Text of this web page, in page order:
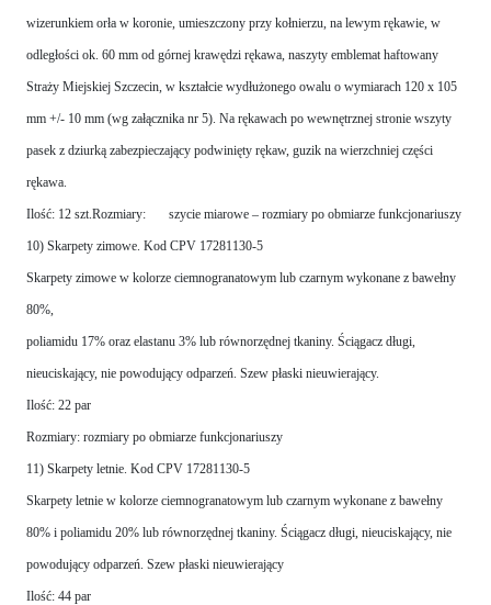
wizerunkiem orła w koronie, umieszczony przy kołnierzu, na lewym rękawie, w
odległości ok. 60 mm od górnej krawędzi rękawa, naszyty emblemat haftowany
Straży Miejskiej Szczecin, w kształcie wydłużonego owalu o wymiarach 120 x 105
mm +/- 10 mm (wg załącznika nr 5). Na rękawach po wewnętrznej stronie wszyty
pasek z dziurką zabezpieczający podwinięty rękaw, guzik na wierzchniej części
rękawa.
Ilość: 12 szt.Rozmiary: szycie miarowe – rozmiary po obmiarze funkcjonariuszy
10) Skarpety zimowe. Kod CPV 17281130-5
Skarpety zimowe w kolorze ciemnogranatowym lub czarnym wykonane z bawełny
80%,
poliamidu 17% oraz elastanu 3% lub równorzędnej tkaniny. Ściągacz długi,
nieuciskający, nie powodujący odparzeń. Szew płaski nieuwierający.
Ilość: 22 par
Rozmiary: rozmiary po obmiarze funkcjonariuszy
11) Skarpety letnie. Kod CPV 17281130-5
Skarpety letnie w kolorze ciemnogranatowym lub czarnym wykonane z bawełny
80% i poliamidu 20% lub równorzędnej tkaniny. Ściągacz długi, nieuciskający, nie
powodujący odparzeń. Szew płaski nieuwierający
Ilość: 44 par